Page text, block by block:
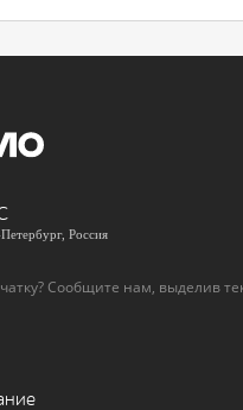
Россия
Сообщите нам, выделив